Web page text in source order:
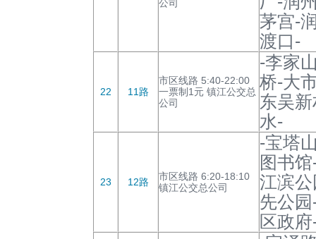
公司
茅宫-
渡口-
22 11路
市区线路 5:40-22:00
一票制1元 镇江公交总
公司
-李家
桥-大
东吴
水-
23 12路
市区线路 6:20-18:10
镇江公交总公司
-宝塔
图书
江滨
先公
区政